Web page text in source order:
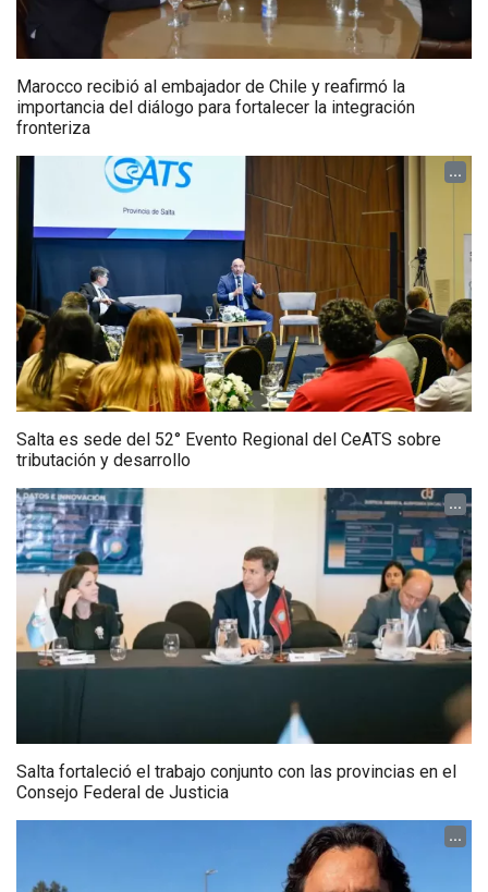
Marocco recibió al embajador de Chile y reafirmó la
importancia del diálogo para fortalecer la integración
fronteriza
...
Salta es sede del 52° Evento Regional del CeATS sobre
tributación y desarrollo
...
Salta fortaleció el trabajo conjunto con las provincias en el
Consejo Federal de Justicia
...